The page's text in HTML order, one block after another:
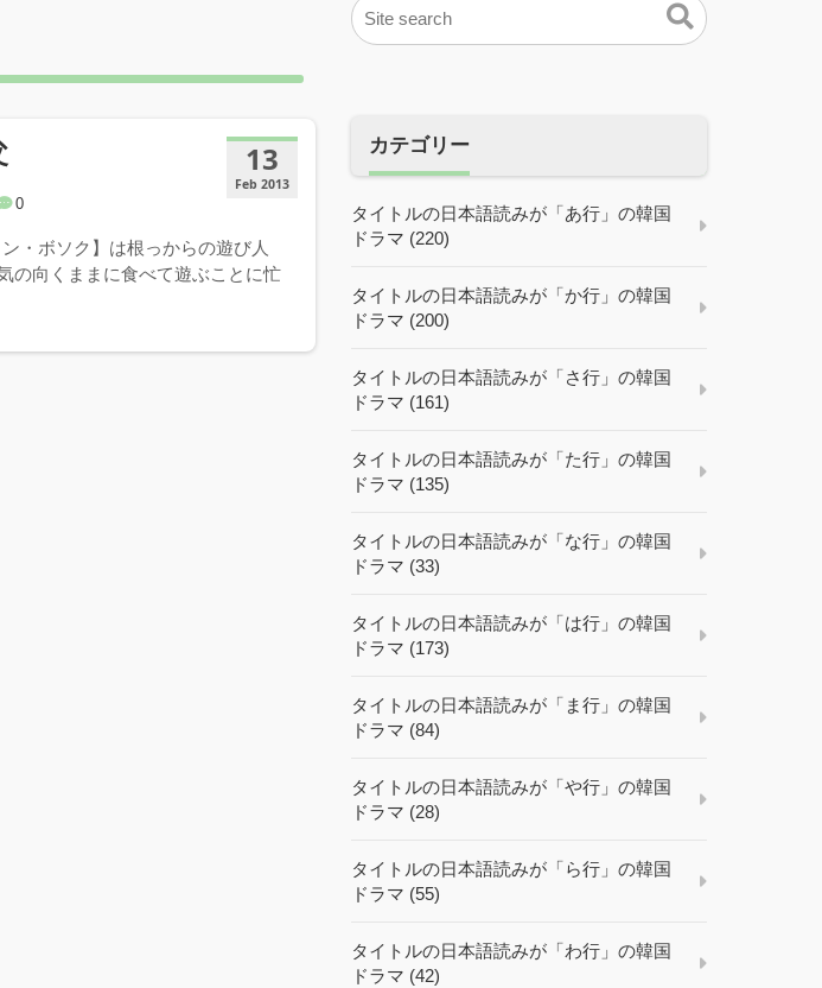
13
Feb 2013
0
・ボソク】は根っからの遊び人
の向くままに食べて遊ぶことに忙
カテゴリー
タイトルの日本語読みが「あ行」の韓国
ドラマ (220)
タイトルの日本語読みが「か行」の韓国
ドラマ (200)
タイトルの日本語読みが「さ行」の韓国
ドラマ (161)
タイトルの日本語読みが「た行」の韓国
ドラマ (135)
タイトルの日本語読みが「な行」の韓国
ドラマ (33)
タイトルの日本語読みが「は行」の韓国
ドラマ (173)
タイトルの日本語読みが「ま行」の韓国
ドラマ (84)
タイトルの日本語読みが「や行」の韓国
ドラマ (28)
タイトルの日本語読みが「ら行」の韓国
ドラマ (55)
タイトルの日本語読みが「わ行」の韓国
ドラマ (42)